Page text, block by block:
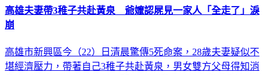
高雄夫妻帶3稚子共赴黃泉 爺嬤認屍見一家人「全走了」淚
崩
高雄市新興區今（22）日清晨驚傳5死命案，28歲夫妻疑似不
堪經濟壓力，帶著自己3稚子共赴黃泉，男女雙方父母得知消